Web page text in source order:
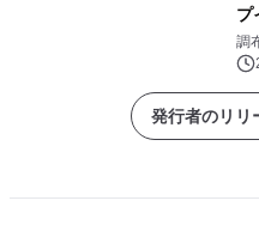
プ
が
調
発行者のリリ